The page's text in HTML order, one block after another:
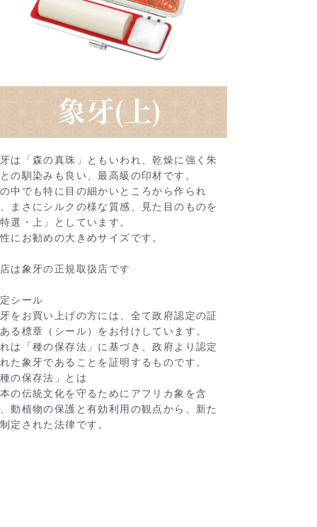
は「森の真珠」ともいわれ、乾燥に強く朱
の馴染みも良い、最高級の印材です。
中でも特に目の細かいところから作られ
まさにシルクの様な質感、見た目のものを
特選・上」としています。
にお勧めの大きめサイズです。
は象牙の正規取扱店です
シール
をお買い上げの方には、全て政府認定の証
る標章（シール）をお付けしています。
は「種の保存法」に基づき、政府より認定
た象牙であることを証明するものです。
種の保存法」とは
の伝統文化を守るためにアフリカ象を含
動植物の保護と有効利用の観点から、新た
定された法律です。